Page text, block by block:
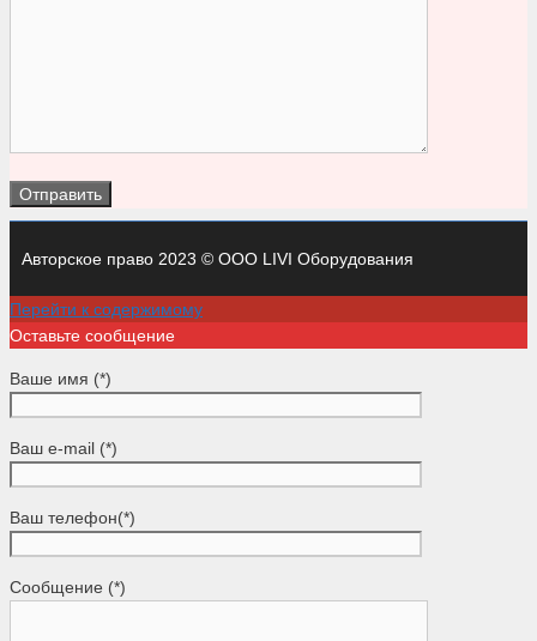
Авторское право 2023 © ООО LIVI Оборудования
Перейти к содержимому
Оставьте сообщение
Ваше имя (*)
Ваш e-mail (*)
Ваш телефон(*)
Сообщение (*)